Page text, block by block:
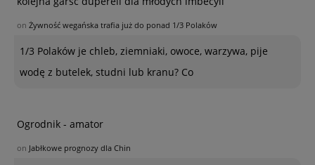
on Żywność wegańska trafia już do ponad 1/3 Polaków
1/3 Polaków je chleb, ziemniaki, owoce, warzywa, pije
wodę z butelek, studni lub kranu? Co
Ogrodnik - amator
on Jabłkowe prognozy dla Chin